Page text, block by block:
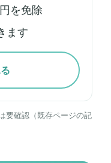
を免除
ます
要確認（既存ページの記